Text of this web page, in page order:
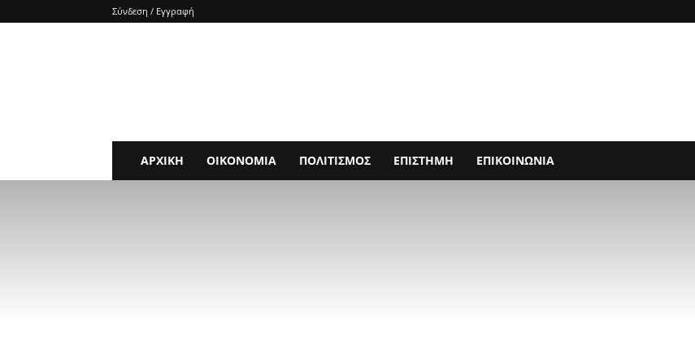
Σύνδεση / Εγγραφή
ΑΡΧΙΚΗ ΟΙΚΟΝΟΜΙΑ ΠΟΛΙΤΙΣΜΟΣ ΕΠΙΣΤΗΜΗ ΕΠΙΚΟΙΝΩΝΙΑ